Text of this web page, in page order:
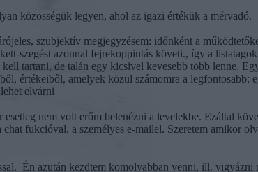
közösségük legyen, ahol az igazi értékük a mérvadó.
szubjektív megjegyzésem: időnként a
szegést azonnal fejrekoppintás követi., így a
tartani, de talán egy kicsivel kevesebb több lenne.
értékeiből, amelyek közül számomra a legfontosabb:
elvárni
nem volt erőm belenézni a levelekbe. Ezáltal
chat fukcióval, a személyes e-mailel. Szeretem amikor
Én azután kezdtem komolyabban venni, ill. vigyázni